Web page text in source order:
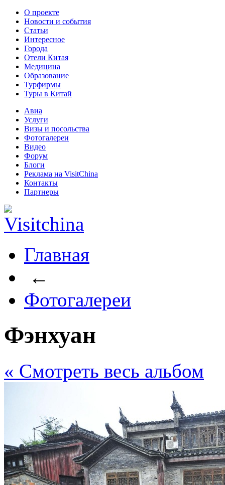
О проекте
Новости и события
Статьи
Интересное
Города
Отели Китая
Медицина
Образование
Турфирмы
Туры в Китай
Авиа
Услуги
Визы и посольства
Фотогалереи
Видео
Форум
Блоги
Реклама на VisitChina
Контакты
Партнеры
Главная
←
Фотогалереи
Фэнхуан
« Cмотреть весь альбом